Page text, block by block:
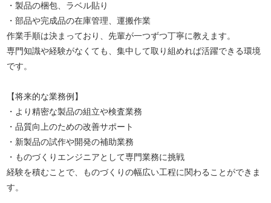
・製品の梱包、ラベル貼り
・部品や完成品の在庫管理、運搬作業
作業手順は決まっており、先輩が一つずつ丁寧に教えます。
専門知識や経験がなくても、集中して取り組めれば活躍できる環境
です。
【将来的な業務例】
・より精密な製品の組立や検査業務
・品質向上のための改善サポート
・新製品の試作や開発の補助業務
・ものづくりエンジニアとして専門業務に挑戦
経験を積むことで、ものづくりの幅広い工程に関わることができま
す。